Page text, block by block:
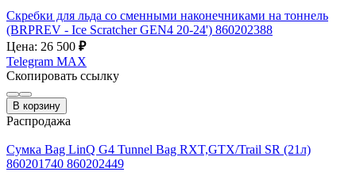
Скребки для льда со сменными наконечниками на тоннель
(BRPREV - Ice Scratcher GEN4 20-24') 860202388
Цена: 26 500 ₽
Telegram MAX
Скопировать ссылку
В корзину
Распродажа
Сумка Bag LinQ G4 Tunnel Bag RXT,GTX/Trail SR (21л)
860201740 860202449